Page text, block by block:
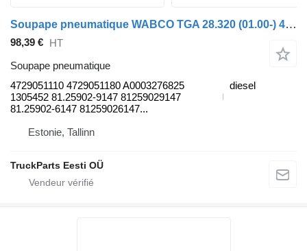
Soupape pneumatique WABCO TGA 28.320 (01.00-) 4729051110 pour camion MAN 4-series, TGA (1993-2009)
98,39 € HT
Soupape pneumatique
4729051110 4729051180 A0003276825
1305452 81.25902-9147 81259029147
81.25902-6147 81259026147...
diesel
Estonie, Tallinn
TruckParts Eesti OÜ